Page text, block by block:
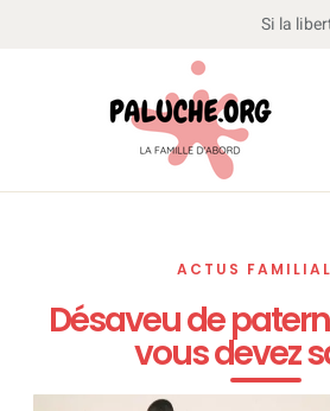
Si la
ACTUS
Désaveu de
vous devez